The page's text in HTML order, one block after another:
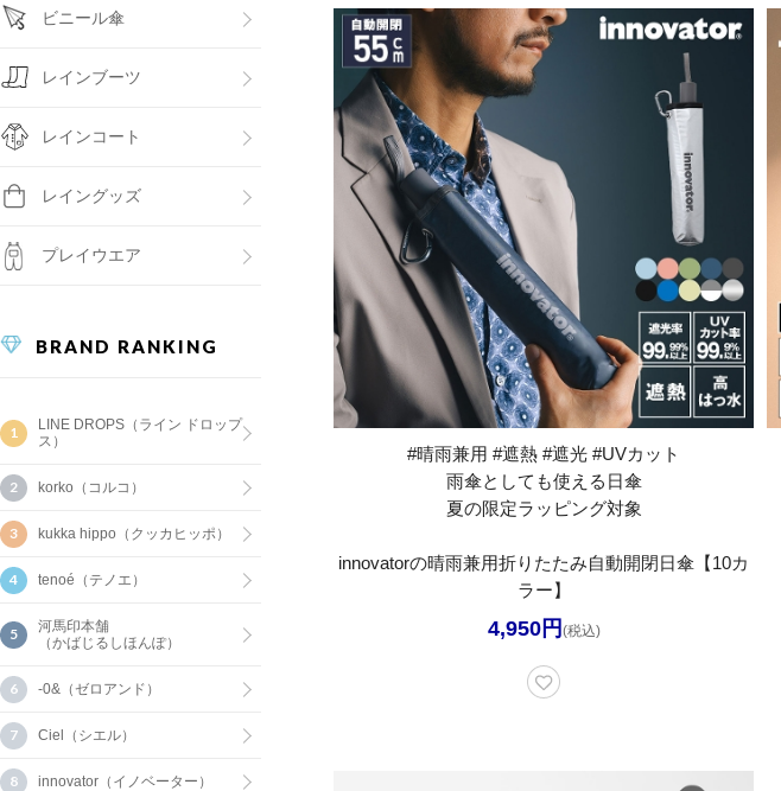
ビニール傘
レインブーツ
レインコート
レイングッズ
プレイウエア
BRAND RANKING
LINE DROPS（ライン ドロップ
ス）
korko（コルコ）
kukka hippo（クッカヒッポ）
tenoé（テノエ）
河馬印本舗
（かばじるしほんぽ）
-0&（ゼロアンド）
Ciel（シエル）
innovator（イノベーター）
#晴雨兼用 #遮熱 #遮光 #UVカット
雨傘としても使える日傘
夏の限定ラッピング対象
innovatorの晴雨兼用折りたたみ自動開閉日傘【10カ
ラー】
4,950円 (税込)